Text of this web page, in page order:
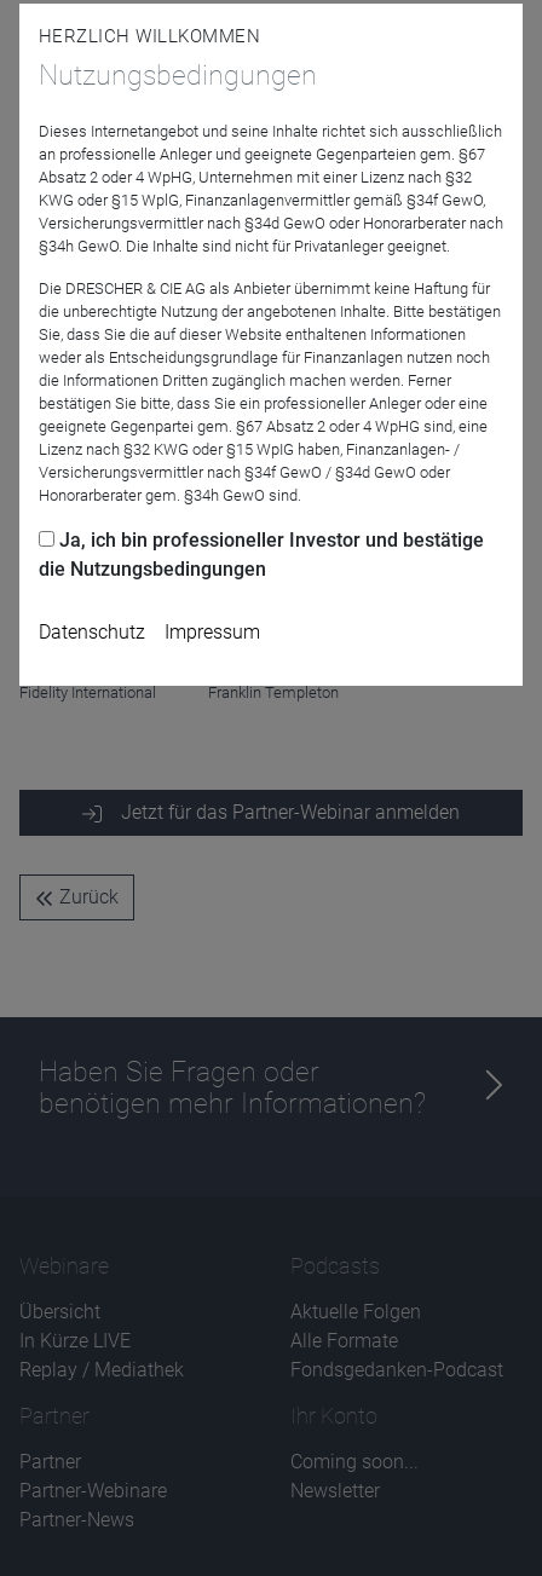
vieles in Frage stellt.
Wer trägt die Verantwortung für unsere Zukunft? Sind das
genommen werden (Energie sparen!)? Und was bedeutet
das für das Verhältnis zwischen Wirtschaft, Politik und
Gesellschaft?
Florian Schroeder seziert diese und weitere Reizthemen
und zeigt, warum Meinungsfreiheit gerade jetzt wichtiger
denn je ist.
Referenten
Florian Schroeder
Satiriker
Moderation
Fidelity International Franklin Templeton
Jetzt für das Partner-Webinar anmelden
Zurück
Haben Sie Fragen oder
benötigen mehr Informationen?
Webinare
Übersicht
In Kürze LIVE
Replay / Mediathek
Podcasts
Aktuelle Folgen
Alle Formate
Fondsgedanken-Podcast
Partner
Partner
Partner-Webinare
Partner-News
Ihr Konto
Coming soon...
Newsletter
HERZLICH WILLKOMMEN
Nutzungsbedingungen
Dieses Internetangebot und seine Inhalte richtet sich ausschließlich
an professionelle Anleger und geeignete Gegenparteien gem. §67
Absatz 2 oder 4 WpHG, Unternehmen mit einer Lizenz nach §32
KWG oder §15 WplG, Finanzanlagenvermittler gemäß §34f GewO,
Versicherungsvermittler nach §34d GewO oder Honorarberater nach
§34h GewO. Die Inhalte sind nicht für Privatanleger geeignet.
Die DRESCHER & CIE AG als Anbieter übernimmt keine Haftung für
die unberechtigte Nutzung der angebotenen Inhalte. Bitte bestätigen
Sie, dass Sie die auf dieser Website enthaltenen Informationen
weder als Entscheidungsgrundlage für Finanzanlagen nutzen noch
die Informationen Dritten zugänglich machen werden. Ferner
bestätigen Sie bitte, dass Sie ein professioneller Anleger oder eine
geeignete Gegenpartei gem. §67 Absatz 2 oder 4 WpHG sind, eine
Lizenz nach §32 KWG oder §15 WpIG haben, Finanzanlagen- /
Versicherungsvermittler nach §34f GewO / §34d GewO oder
Honorarberater gem. §34h GewO sind.
Ja, ich bin professioneller Investor und bestätige
die Nutzungsbedingungen
Datenschutz Impressum
Anbieter
D&C
Zweck